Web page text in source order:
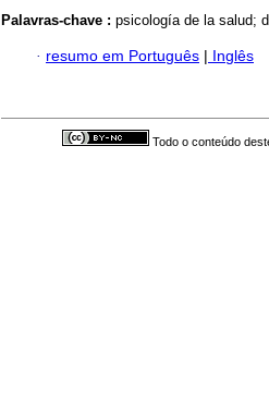
Palavras-chave : psicología de la salud;
· resumo em Português | Inglês
Todo o conteúdo